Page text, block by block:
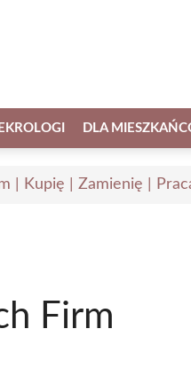
DLA
| Kupię | Zamienię |
Firm